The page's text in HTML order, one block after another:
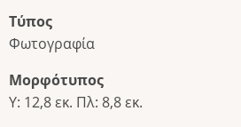
Τύπος
Φωτογραφία
Μορφότυπος
Υ: 12,8 εκ. Πλ: 8,8 εκ.